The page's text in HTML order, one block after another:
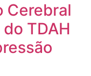
Cerebral
TDAH